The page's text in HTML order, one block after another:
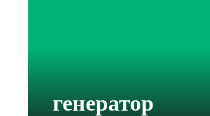
генератор